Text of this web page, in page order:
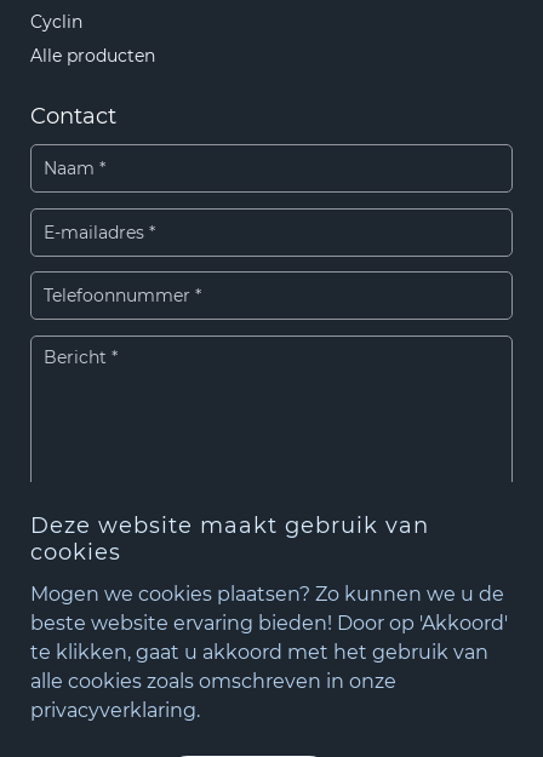
Deze website maakt gebruik van
cookies
Mogen we cookies plaatsen? Zo kunnen we u de
beste website ervaring bieden! Door op 'Akkoord'
te klikken, gaat u akkoord met het gebruik van
alle cookies zoals omschreven in onze
privacyverklaring.
+31(0)348 - 75 06 82
matude@matude.nl
zoeken
Cyclin
Alle producten
Contact
Verzenden
matude@matude.nl|
Algemene voorwaarden|Cookiebeleid|Privacybeleid